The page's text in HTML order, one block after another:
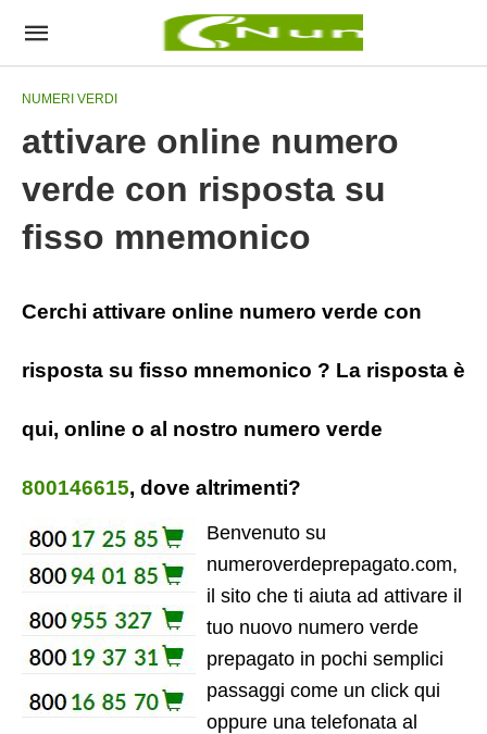
NUMERI VERDI
attivare online numero
verde con risposta su
fisso mnemonico
Cerchi attivare online numero verde con
risposta su fisso mnemonico ? La risposta è
qui, online o al nostro numero verde
800146615, dove altrimenti?
Benvenuto su
numeroverdeprepagato.com,
il sito che ti aiuta ad attivare il
tuo nuovo numero verde
prepagato in pochi semplici
passaggi come un click qui
oppure una telefonata al